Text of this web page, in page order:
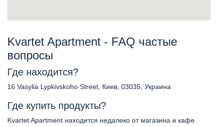
Kvartet Apartment - FAQ частые
вопросы
Где находится?
16 Vasylia Lypkivskoho Street, Киев, 03035, Украина
Где купить продукты?
Kvartet Apartment находится недалеко от магазина и кафе